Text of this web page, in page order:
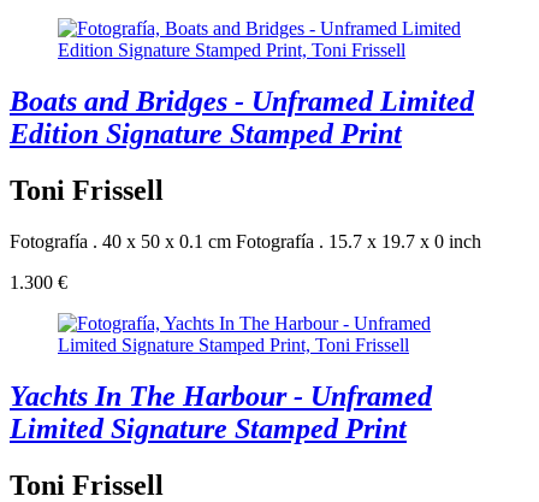
Boats and Bridges - Unframed Limited
Edition Signature Stamped Print
Toni Frissell
Fotografía . 40 x 50 x 0.1 cm Fotografía . 15.7 x 19.7 x 0 inch
1.300 €
Yachts In The Harbour - Unframed
Limited Signature Stamped Print
Toni Frissell